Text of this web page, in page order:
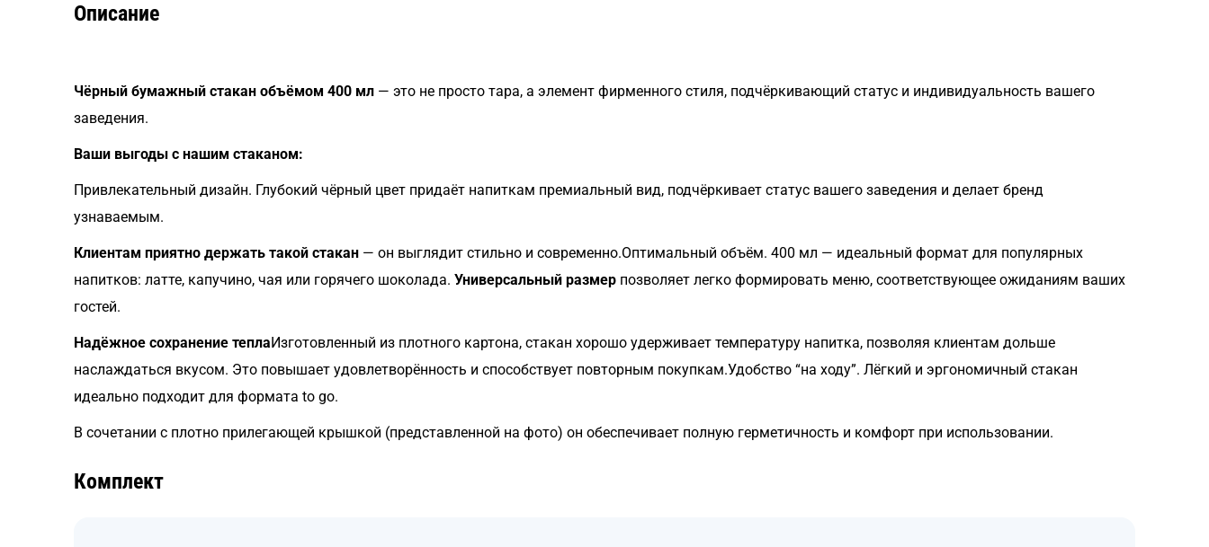
Описание
Чёрный бумажный стакан объёмом 400 мл — это не просто тара, а элемент фирменного стиля, подчёркивающий статус и индивидуальность вашего
заведения.
Ваши выгоды с нашим стаканом:
Привлекательный дизайн. Глубокий чёрный цвет придаёт напиткам премиальный вид, подчёркивает статус вашего заведения и делает бренд
узнаваемым.
Клиентам приятно держать такой стакан — он выглядит стильно и современно.Оптимальный объём. 400 мл — идеальный формат для популярных
напитков: латте, капучино, чая или горячего шоколада. Универсальный размер позволяет легко формировать меню, соответствующее ожиданиям ваших
гостей.
Надёжное сохранение теплаИзготовленный из плотного картона, стакан хорошо удерживает температуру напитка, позволяя клиентам дольше
наслаждаться вкусом. Это повышает удовлетворённость и способствует повторным покупкам.Удобство “на ходу”. Лёгкий и эргономичный стакан
идеально подходит для формата to go.
В сочетании с плотно прилегающей крышкой (представленной на фото) он обеспечивает полную герметичность и комфорт при использовании.
Комплект